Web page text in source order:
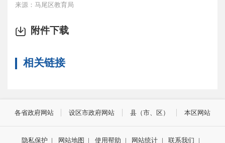
来源：马尾区教育局
附件下载
相关链接
各省政府网站 设区市政府网站 县（市、区） 本区网站
隐私保护 | 网站地图 | 使用帮助 | 网站统计 | 联系我们 |